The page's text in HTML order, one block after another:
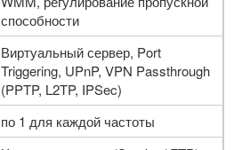
способности
Виртуальный сервер, Port
Triggering, UPnP, VPN Passthrough
(PPTP, L2TP, IPSec)
по 1 для каждой частоты